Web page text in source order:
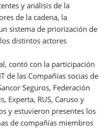
y análisis de la
de la cadena, la
sistema de priorización de
distintos actores
contó con la participación
de las Compañías socias de
Seguros, Federación
Experta, RUS, Caruso y
y estuvieron presentes los
de compañías miembros